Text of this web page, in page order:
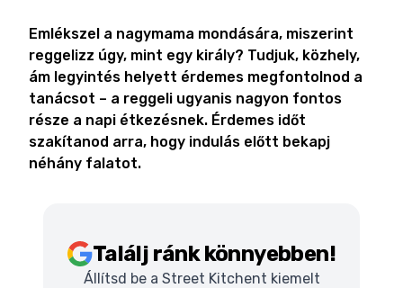
Emlékszel a nagymama mondására, miszerint
reggelizz úgy, mint egy király? Tudjuk, közhely,
ám legyintés helyett érdemes megfontolnod a
tanácsot – a reggeli ugyanis nagyon fontos
része a napi étkezésnek. Érdemes időt
szakítanod arra, hogy indulás előtt bekapj
néhány falatot.
Találj ránk könnyebben!
Állítsd be a Street Kitchent kiemelt